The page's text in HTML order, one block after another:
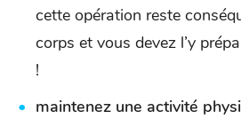
cette opération reste
corps et vous devez l’y
!
maintenez une activité